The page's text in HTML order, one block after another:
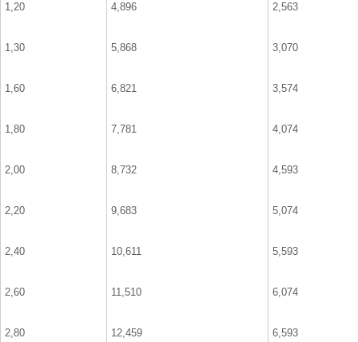
1,20 4,896 2,563
1,30 5,868 3,070
1,60 6,821 3,574
1,80 7,781 4,074
2,00 8,732 4,593
2,20 9,683 5,074
2,40 10,611 5,593
2,60 11,510 6,074
2,80 12,459 6,593